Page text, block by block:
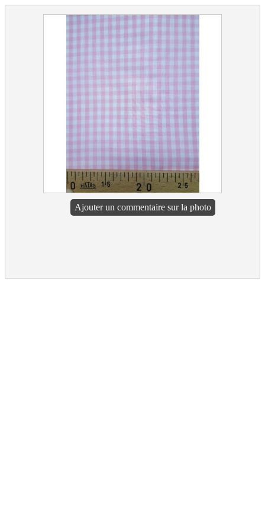
Ajouter un commentaire sur la photo